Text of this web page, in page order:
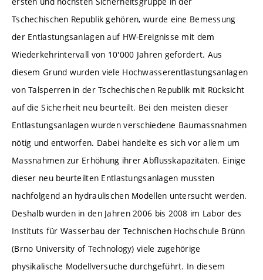
Tschechischen Republik gehören, wurde eine Bemessung
der Entlastungsanlagen auf HW-Ereignisse mit dem
Wiederkehrintervall von 10'000 Jahren gefordert. Aus
diesem Grund wurden viele Hochwasserentlastungsanlagen
von Talsperren in der Tschechischen Republik mit Rücksicht
auf die Sicherheit neu beurteilt. Bei den meisten dieser
Entlastungsanlagen wurden verschiedene Baumassnahmen
nötig und entworfen. Dabei handelte es sich vor allem um
Massnahmen zur Erhöhung ihrer Abflusskapazitäten. Einige
dieser neu beurteilten Entlastungsanlagen mussten
nachfolgend an hydraulischen Modellen untersucht werden.
Deshalb wurden in den Jahren 2006 bis 2008 im Labor des
Instituts für Wasserbau der Technischen Hochschule Brünn
(Brno University of Technology) viele zugehörige
physikalische Modellversuche durchgeführt. In diesem